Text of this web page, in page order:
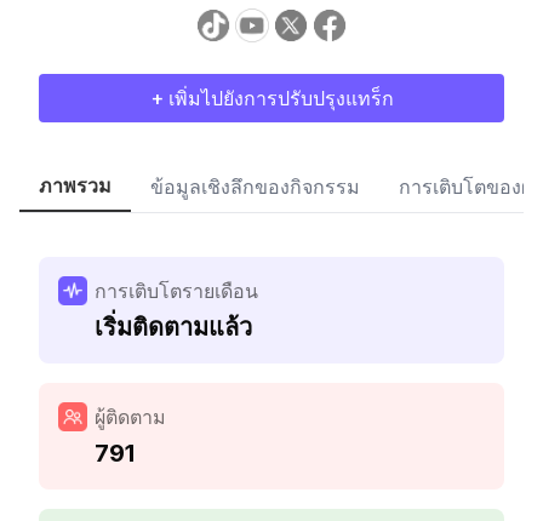
+ เพิ่มไปยังการปรับปรุงแทร็ก
ภาพรวม ข้อมูลเชิงลึกของกิจกรรม การเติบโตของผู้
การเติบโตรายเดือน
เริ่มติดตามแล้ว
ผู้ติดตาม
791